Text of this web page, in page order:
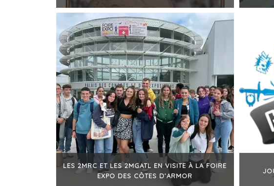
+
LES 2MRC ET LES 2MGATL EN VISITE À LA FOIRE
EXPO DES CÔTES D’ARMOR